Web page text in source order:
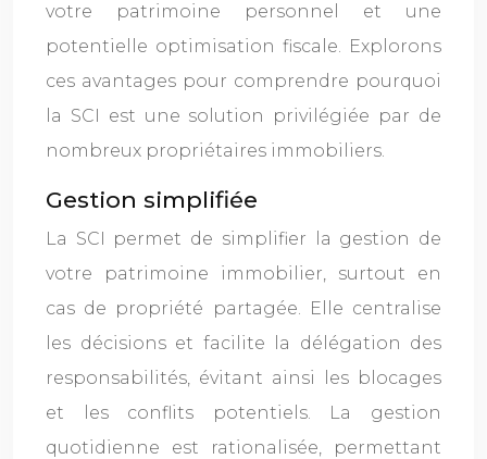
votre patrimoine personnel et une
potentielle optimisation fiscale. Explorons
ces avantages pour comprendre pourquoi
la SCI est une solution privilégiée par de
nombreux propriétaires immobiliers.
Gestion simplifiée
La SCI permet de simplifier la gestion de
votre patrimoine immobilier, surtout en
cas de propriété partagée. Elle centralise
les décisions et facilite la délégation des
responsabilités, évitant ainsi les blocages
et les conflits potentiels. La gestion
quotidienne est rationalisée, permettant